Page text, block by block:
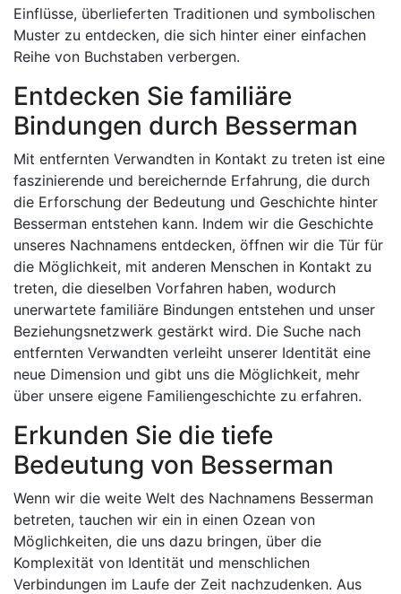
Einflüsse, überlieferten Traditionen und symbolischen
Muster zu entdecken, die sich hinter einer einfachen
Reihe von Buchstaben verbergen.
Entdecken Sie familiäre
Bindungen durch Besserman
Mit entfernten Verwandten in Kontakt zu treten ist eine
faszinierende und bereichernde Erfahrung, die durch
die Erforschung der Bedeutung und Geschichte hinter
Besserman entstehen kann. Indem wir die Geschichte
unseres Nachnamens entdecken, öffnen wir die Tür für
die Möglichkeit, mit anderen Menschen in Kontakt zu
treten, die dieselben Vorfahren haben, wodurch
unerwartete familiäre Bindungen entstehen und unser
Beziehungsnetzwerk gestärkt wird. Die Suche nach
entfernten Verwandten verleiht unserer Identität eine
neue Dimension und gibt uns die Möglichkeit, mehr
über unsere eigene Familiengeschichte zu erfahren.
Erkunden Sie die tiefe
Bedeutung von Besserman
Wenn wir die weite Welt des Nachnamens Besserman
betreten, tauchen wir ein in einen Ozean von
Möglichkeiten, die uns dazu bringen, über die
Komplexität von Identität und menschlichen
Verbindungen im Laufe der Zeit nachzudenken. Aus